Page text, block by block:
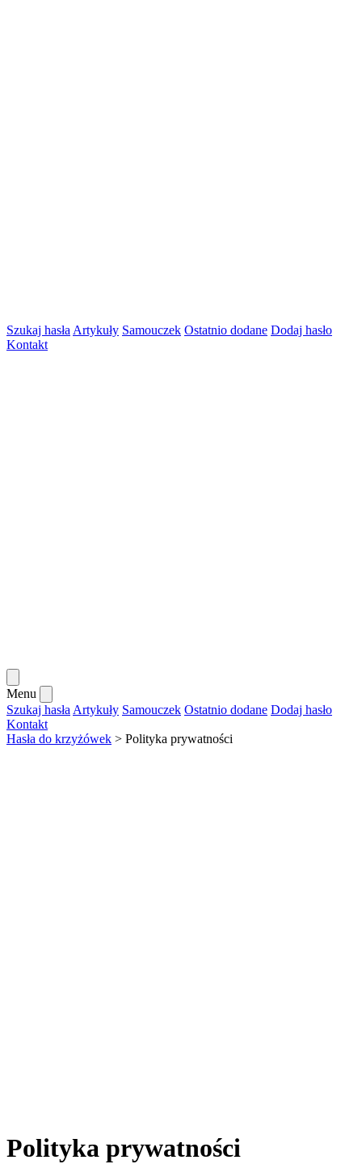
Szukaj hasła Artykuły Samouczek Ostatnio dodane Dodaj hasło
Kontakt
Menu
Szukaj hasła Artykuły Samouczek Ostatnio dodane Dodaj hasło
Kontakt
Hasła do krzyżówek > Polityka prywatności
Polityka prywatności